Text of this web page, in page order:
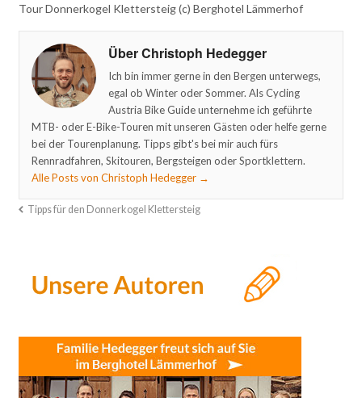
Tour Donnerkogel Klettersteig (c) Berghotel Lämmerhof
Über Christoph Hedegger
Ich bin immer gerne in den Bergen unterwegs,
egal ob Winter oder Sommer. Als Cycling
Austria Bike Guide unternehme ich geführte
MTB- oder E-Bike-Touren mit unseren Gästen oder helfe gerne
bei der Tourenplanung. Tipps gibt's bei mir auch fürs
Rennradfahren, Skitouren, Bergsteigen oder Sportklettern.
Alle Posts von Christoph Hedegger →
Tipps für den Donnerkogel Klettersteig